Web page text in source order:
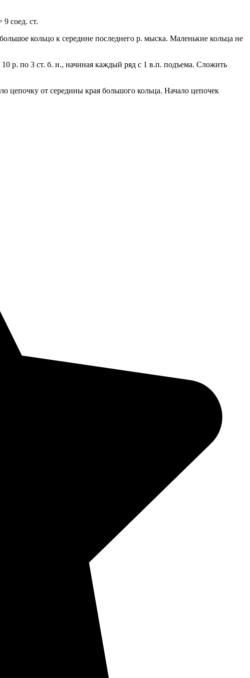
9 соед. ст.
кольцо к середине последнего р. мыска. Маленькие кольца не
р. по 3 ст. б. н., начиная каждый ряд с 1 в.п. подъема. Сложить
цепочку от середины края большого кольца. Начало цепочек